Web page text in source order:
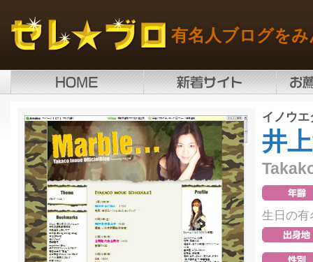
有名人ブログを
イノウエ
井
生日の有